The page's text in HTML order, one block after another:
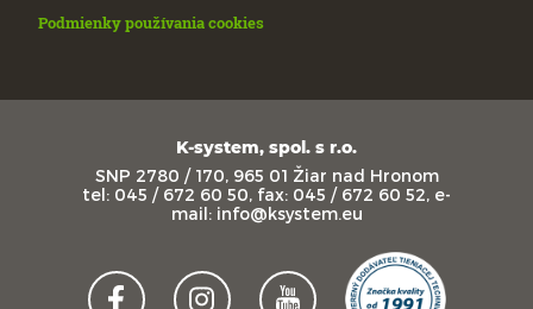
Podmienky používania cookies
K-system, spol. s r.o.
SNP 2780 / 170, 965 01 Žiar nad Hronom
tel: 045 / 672 60 50, fax: 045 / 672 60 52, e-
mail: info@ksystem.eu